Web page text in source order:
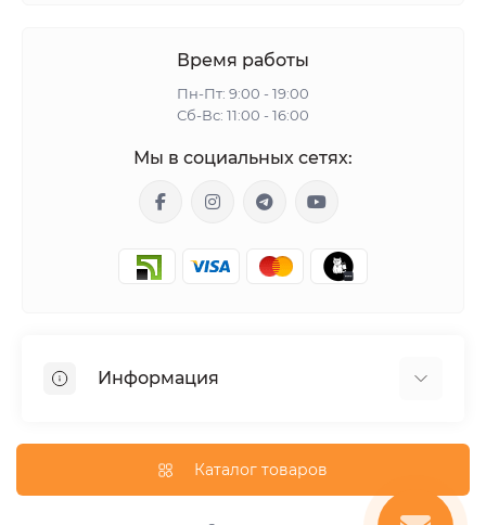
Время работы
Пн-Пт: 9:00 - 19:00
Сб-Вс: 11:00 - 16:00
Мы в социальных сетях:
Информация
О магазине
Каталог товаров